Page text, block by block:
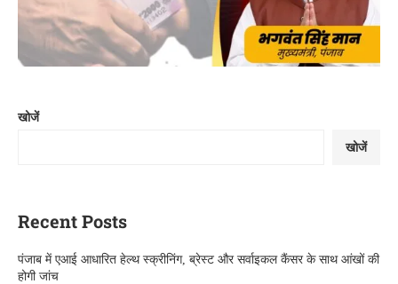
खोजें
खोजें
Recent Posts
पंजाब में एआई आधारित हेल्थ स्क्रीनिंग, ब्रेस्ट और सर्वाइकल कैंसर के साथ आंखों की
होगी जांच